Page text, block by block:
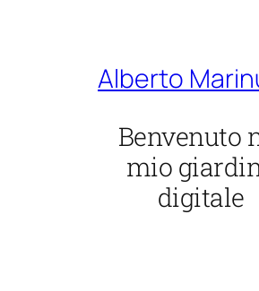
Alberto
Benvenuto
mio
digitale